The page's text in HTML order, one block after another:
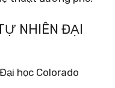
NHIÊN ĐẠI